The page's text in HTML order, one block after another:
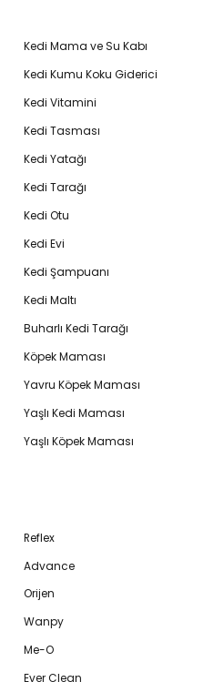
Kedi Mama ve Su Kabı
Kedi Kumu Koku Giderici
Kedi Vitamini
Kedi Tasması
Kedi Yatağı
Kedi Tarağı
Kedi Otu
Kedi Evi
Kedi Şampuanı
Kedi Maltı
Buharlı Kedi Tarağı
Köpek Maması
Yavru Köpek Maması
Yaşlı Kedi Maması
Yaşlı Köpek Maması
Reflex
Advance
Orijen
Wanpy
Me-O
Ever Clean